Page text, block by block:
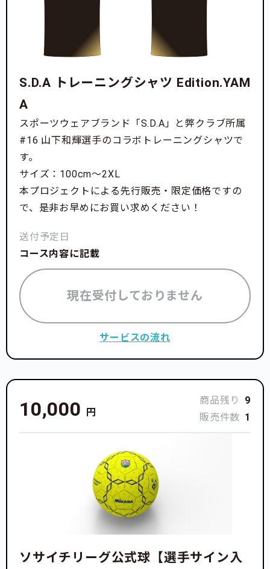
S.D.A トレーニングシャツ Edition.YAM
A
スポーツウェアブランド「S.D.A」と弊クラブ所属
#16 山下和輝選手のコラボトレーニングシャツで
す。
サイズ：100cm〜2XL
本プロジェクトによる先行販売・限定価格ですの
で、是非お早めにお買い求めください！
送付予定日
コース内容に記載
現在受付しておりません
サービスの流れ
10,000 円
商品残り
9
販売件数 1
ソサイチリーグ公式球【選手サイン入